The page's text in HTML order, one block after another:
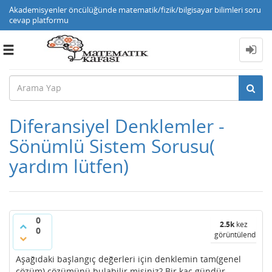
Akademisyenler öncülüğünde matematik/fizik/bilgisayar bilimleri soru
cevap platformu
Toggle
Diferansiyel Denklemler -
Sönümlü Sistem Sorusu(
yardım lütfen)
0
0
2.5kkez
görüntülendi
Aşağıdaki başlangıç değerleri için denklemin tam(genel